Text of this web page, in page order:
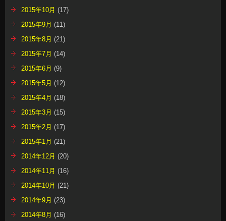
2015年10月 (17)
2015年9月 (11)
2015年8月 (21)
2015年7月 (14)
2015年6月 (9)
2015年5月 (12)
2015年4月 (18)
2015年3月 (15)
2015年2月 (17)
2015年1月 (21)
2014年12月 (20)
2014年11月 (16)
2014年10月 (21)
2014年9月 (23)
2014年8月 (16)